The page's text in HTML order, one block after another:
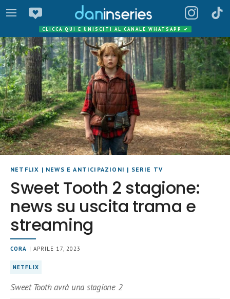
CLICCA QUI E UNISCITI AL CANALE WHATSAPP ✔
NETFLIX | NEWS E ANTICIPAZIONI | SERIE TV
Sweet Tooth 2 stagione:
news su uscita trama e
streaming
CORA | APRILE 17, 2023
NETFLIX
Sweet Tooth avrà una stagione 2